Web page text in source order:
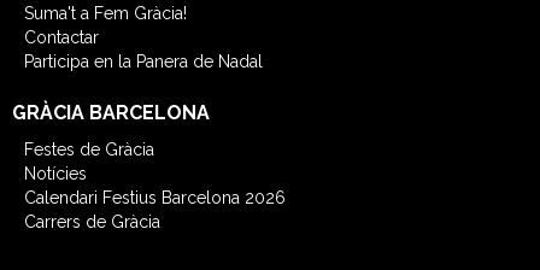
Suma't a Fem Gràcia!
Contactar
Participa en la Panera de Nadal
GRÀCIA BARCELONA
Festes de Gràcia
Notícies
Calendari Festius Barcelona 2026
Carrers de Gràcia